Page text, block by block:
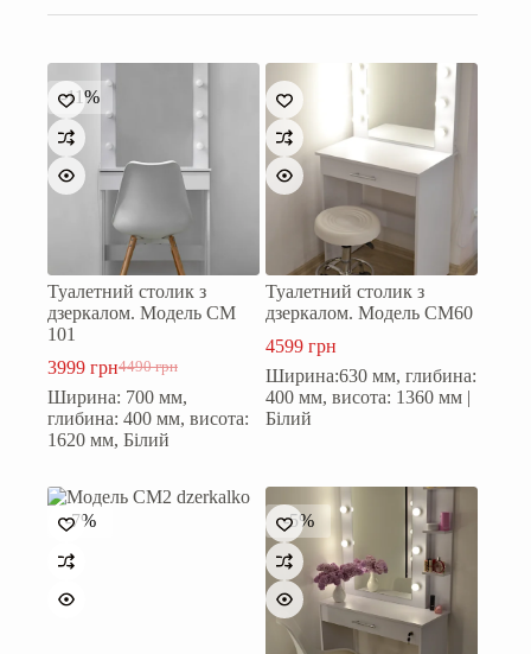
-11%
Туалетний столик з
дзеркалом. Модель СМ
101
4490грн
Оригінальна
ціна:
4490 грн.
3999 грнПоточна
ціна:
3999 грн.
Ширина: 700 мм,
глибина: 400 мм, висота:
1620 мм, Білий
Туалетний столик з
дзеркалом. Модель СМ60
4599грн
Ширина:630 мм, глибина:
400 мм, висота: 1360 мм |
Білий
-7% -5%